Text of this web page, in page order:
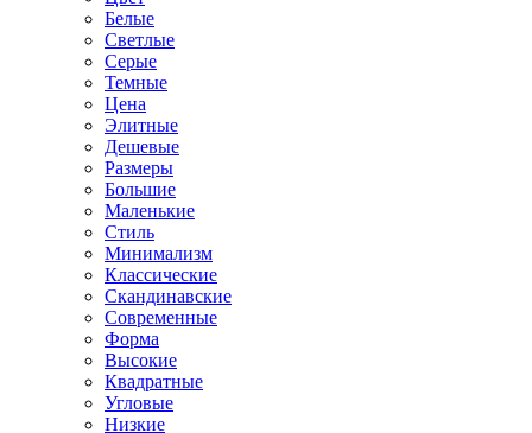
Белые
Светлые
Серые
Темные
Цена
Элитные
Дешевые
Размеры
Большие
Маленькие
Стиль
Минимализм
Классические
Скандинавские
Современные
Форма
Высокие
Квадратные
Угловые
Низкие